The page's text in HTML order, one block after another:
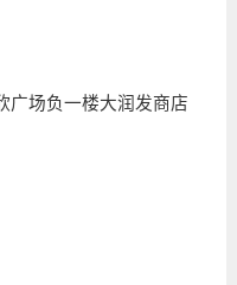
广场负一楼大润发商店